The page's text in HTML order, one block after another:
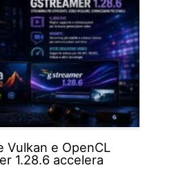
Vulkan e OpenCL
1.28.6 accelera